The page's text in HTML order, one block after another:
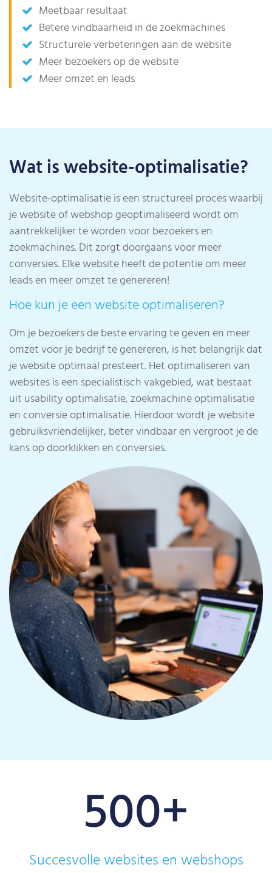
Meetbaar resultaat
Betere vindbaarheid in de zoekmachines
Structurele verbeteringen aan de website
Meer bezoekers op de website
Meer omzet en leads
Wat is website-optimalisatie?
Website-optimalisatie is een structureel proces waarbij
je website of webshop geoptimaliseerd wordt om
aantrekkelijker te worden voor bezoekers en
zoekmachines. Dit zorgt doorgaans voor meer
conversies. Elke website heeft de potentie om meer
leads en meer omzet te genereren!
Hoe kun je een website optimaliseren?
Om je bezoekers de beste ervaring te geven en meer
omzet voor je bedrijf te genereren, is het belangrijk dat
je website optimaal presteert. Het optimaliseren van
websites is een specialistisch vakgebied, wat bestaat
uit usability optimalisatie, zoekmachine optimalisatie
en conversie optimalisatie. Hierdoor wordt je website
gebruiksvriendelijker, beter vindbaar en vergroot je de
kans op doorklikken en conversies.
500+
Succesvolle websites en webshops